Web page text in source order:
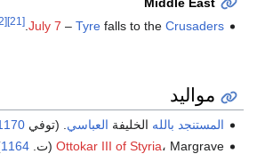
Middle East
July 7 – Tyrefalls to the Crusaders
.
[21]
[22]
مواليد
المستنجد بالله الخليفة العباسي. (توفي
Ottokar III of Styria، Margrave (ت. 1164